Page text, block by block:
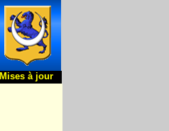
Mises à jour